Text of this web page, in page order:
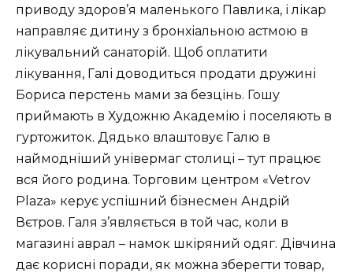
приводу здоров’я маленького Павлика, і лікар
направляє дитину з бронхіальною астмою в
лікувальний санаторій. Щоб оплатити
лікування, Галі доводиться продати дружині
Бориса перстень мами за безцінь. Гошу
приймають в Художню Академію і поселяють в
гуртожиток. Дядько влаштовує Галю в
наймодніший універмаг столиці – тут працює
вся його родина. Торговим центром «Vetrov
Plaza» керує успішний бізнесмен Андрій
Вєтров. Галя з’являється в той час, коли в
магазині аврал – намок шкіряний одяг. Дівчина
дає корисні поради, як можна зберегти товар,